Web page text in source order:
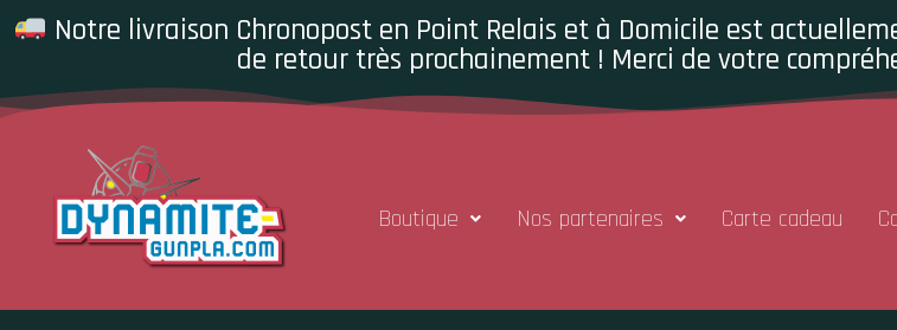
Notre livraison Chronopost en Point Relais et à Domicile est
de retour très prochainement ! Merci de votre
Boutique Nos partenaires Carte cadeau